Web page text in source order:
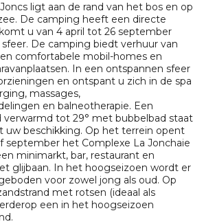
ligt aan de rand van het bos en op
De camping heeft een directe
u van 4 april tot 26 september
De camping biedt verhuur van
comfortabele mobil-homes en
In een ontspannen sfeer
en ontspant u zich in de spa
massages,
en balneotherapie. Een
tot 29° met bubbelbad staat
uw beschikking. Op het terrein opent
september het Complexe La Jonchaie
minimarkt, bar, restaurant en
glijbaan. In het hoogseizoen wordt er
voor zowel jong als oud. Op
met rotsen (ideaal als
een in het hoogseizoen